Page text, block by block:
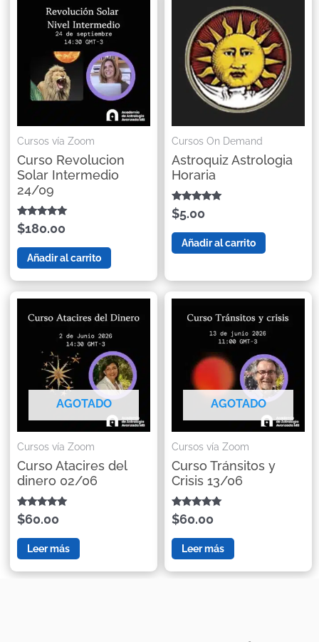
Cursos vía Zoom
Curso Revolucion
Solar Intermedio
24/09
Valorado
con
de 5
$180.00
Añadir al carrito
Cursos On Demand
Astroquiz Astrologia
Horaria
Valorado con
5.00
$5.00
Añadir al carrito
AGOTADO
Cursos vía Zoom
Curso Atacires del
dinero 02/06
Valorado con
5.00
$60.00
Leer más
AGOTADO
Cursos vía Zoom
Curso Tránsitos y
Crisis 13/06
Valorado con
5.00
$60.00
Leer más